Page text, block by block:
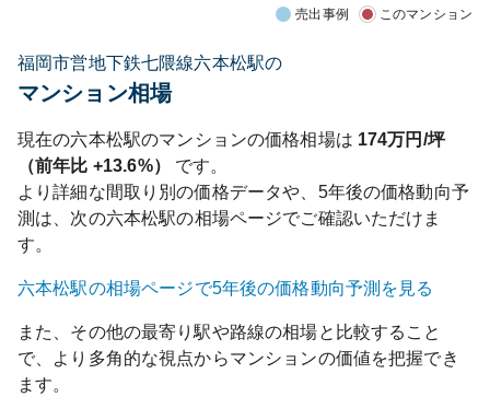
売出事例 このマンション
福岡市営地下鉄七隈線六本松駅の
マンション相場
現在の六本松駅のマンションの価格相場は 174万円/坪
（前年比 +13.6%）
です。
より詳細な間取り別の価格データや、5年後の価格動向予
測は、次の六本松駅の相場ページでご確認いただけま
す。
六本松駅の相場ページで5年後の価格動向予測を見る
また、その他の最寄り駅や路線の相場と比較すること
で、より多角的な視点からマンションの価値を把握でき
ます。